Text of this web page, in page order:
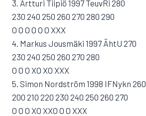
3. Artturi Tiipiö 1997 TeuvRi 280
230 240 250 260 270 280 290
O O O O O O XXX
4. Markus Jousmäki 1997 ÄhtU 270
230 240 250 260 270 280
O O O XO XO XXX
5. Simon Nordström 1998 IFNykn 260
200 210 220 230 240 250 260 270
O O O XO XXO O O XXX